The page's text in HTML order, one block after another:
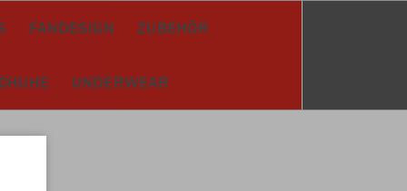
FANDESIGN ZUBEHÖR
UNDERWEAR